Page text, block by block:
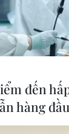
đến
hàng